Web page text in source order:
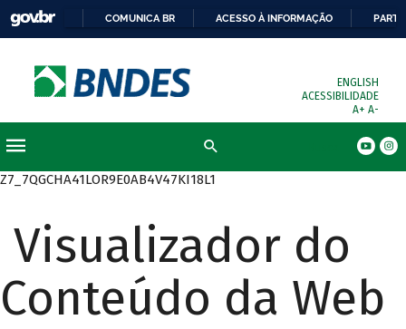
COMUNICA BR ACESSO À INFORMAÇÃO
ENGLISH
ACESSIBILIDADE
A+ A-
Z7_7QGCHA41LOR9E0AB4V47KI18L1
Visualizador do
Conteúdo da Web